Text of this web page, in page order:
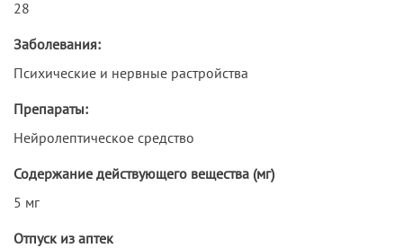
28
Заболевания:
Психические и нервные растройства
Препараты:
Нейролептическое средство
Содержание действующего вещества (мг)
5 мг
Отпуск из аптек